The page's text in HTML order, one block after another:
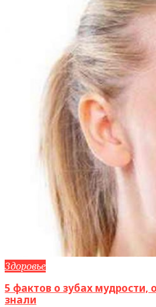
Здоровье
5 фактов о зубах мудрости,
знали